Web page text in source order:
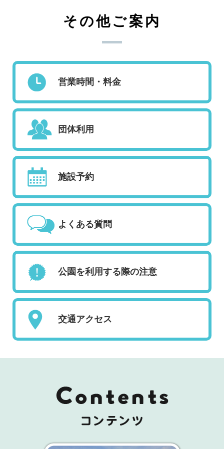
その他ご案内
営業時間・料金
団体利用
施設予約
よくある質問
公園を利用する際の注意
交通アクセス